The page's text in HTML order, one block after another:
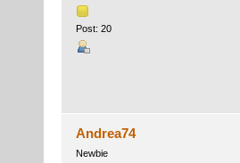
Post: 20
Andrea74
Newbie